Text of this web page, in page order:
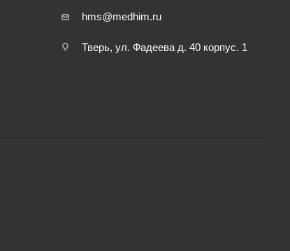
hms@medhim.ru
Тверь, ул. Фадеева д. 40 корпус. 1